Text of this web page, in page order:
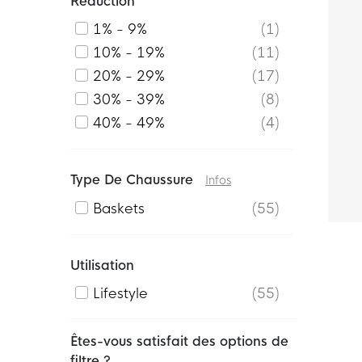
1% - 9%
1
10% - 19%
11
20% - 29%
17
30% - 39%
8
40% - 49%
4
Type De Chaussure Infos
Baskets 55
Utilisation
Lifestyle
55
Êtes-vous satisfait des options de